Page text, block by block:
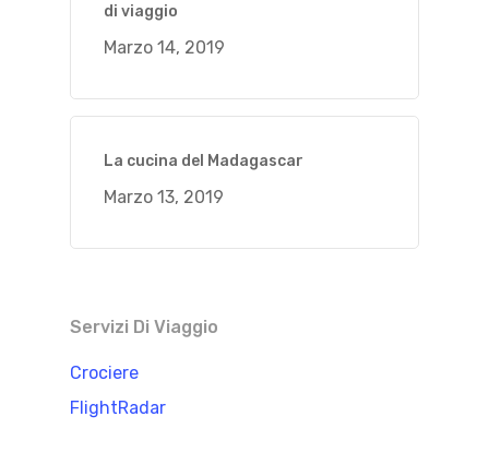
di viaggio
Marzo 14, 2019
La cucina del Madagascar
Marzo 13, 2019
Servizi Di Viaggio
Crociere
FlightRadar